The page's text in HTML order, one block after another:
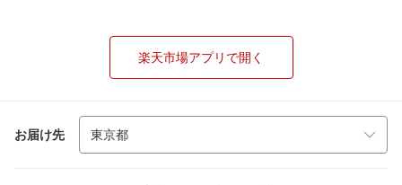
楽天市場アプリで開く
お届け先